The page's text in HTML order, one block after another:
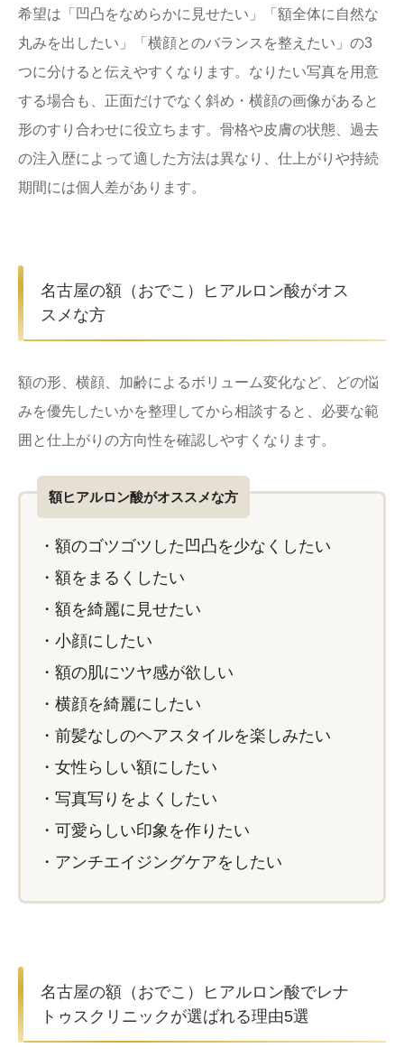
希望は「凹凸をなめらかに見せたい」「額全体に自然な
丸みを出したい」「横顔とのバランスを整えたい」の3
つに分けると伝えやすくなります。なりたい写真を用意
する場合も、正面だけでなく斜め・横顔の画像があると
形のすり合わせに役立ちます。骨格や皮膚の状態、過去
の注入歴によって適した方法は異なり、仕上がりや持続
期間には個人差があります。
名古屋の額（おでこ）ヒアルロン酸がオス
スメな方
額の形、横顔、加齢によるボリューム変化など、どの悩
みを優先したいかを整理してから相談すると、必要な範
囲と仕上がりの方向性を確認しやすくなります。
額ヒアルロン酸がオススメな方
・額のゴツゴツした凹凸を少なくしたい
・額をまるくしたい
・額を綺麗に見せたい
・小顔にしたい
・額の肌にツヤ感が欲しい
・横顔を綺麗にしたい
・前髪なしのヘアスタイルを楽しみたい
・女性らしい額にしたい
・写真写りをよくしたい
・可愛らしい印象を作りたい
・アンチエイジングケアをしたい
名古屋の額（おでこ）ヒアルロン酸でレナ
トゥスクリニックが選ばれる理由5選